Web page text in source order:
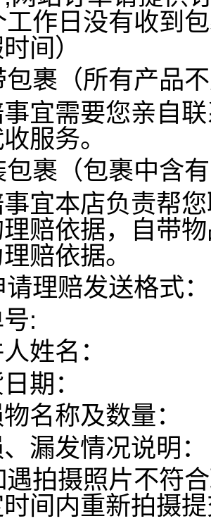
工作日没有收到
间）
包裹（所有产品
宜需要您亲自
服务。
包裹（包裹中含
宜本店负责帮
理赔依据，自带
赔依据。
请理赔发送格式：
:
姓名：
期：
名称及数量：
漏发情况说明：
遇拍摄照片不符
间内重新拍摄